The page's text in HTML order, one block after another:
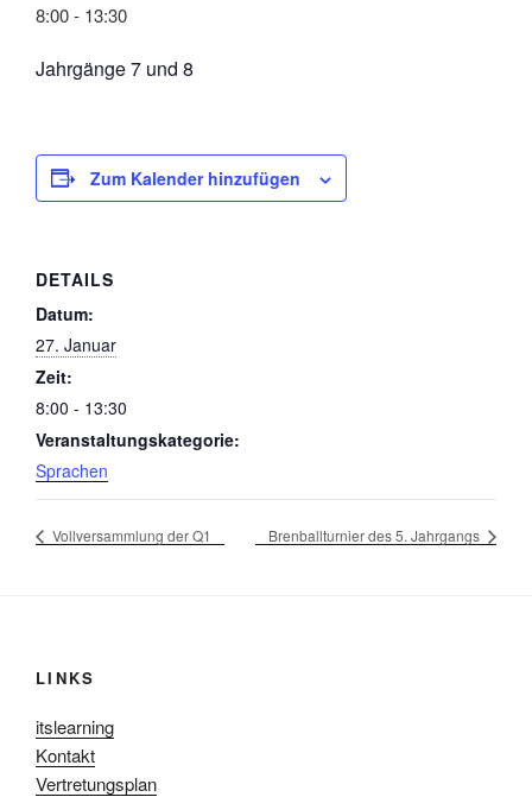
8:00- 13:30
Jahrgänge 7 und 8
Zum Kalender hinzufügen
DETAILS
Datum:
27. Januar
Zeit:
8:00 - 13:30
Veranstaltungskategorie:
Sprachen
Vollversammlung der Q1 Brenballturnier des 5. Jahrgangs
LINKS
itslearning
Kontakt
Vertretungsplan